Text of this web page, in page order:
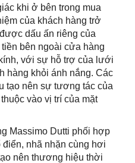
khi ở bên trong mua
của khách hàng trở
dấu ấn riêng của
bên ngoài cửa hàng
với sự hỗ trợ của lưới
hàng khỏi ánh nắng. Các
tạo nên sự tương tác của
vào vị trí của mặt
Massimo Dutti phối hợp
điển, nhã nhặn cùng hơi
nên thương hiệu thời